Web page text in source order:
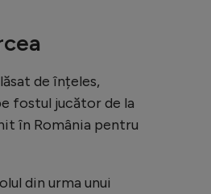
de înțeles,
fostul jucător de la
în România pentru
din urma unui